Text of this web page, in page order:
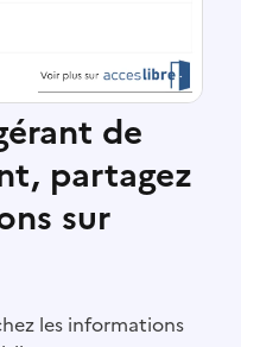
de
partagez
sur
les informations